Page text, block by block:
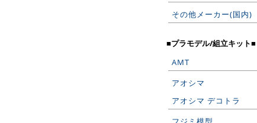
その他メーカー(国内)
■プラモデル/組立キット■
AMT
アオシマ
アオシマ デコトラ